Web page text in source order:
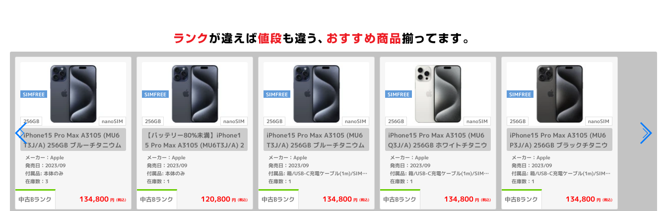
256GB nanoSIM
SIMFREE
iPhone15 Pro Max A3105 (MU6
T3J/A) 256GB ブルーチタニウム
【国内版SIMフリー】
メーカー：Apple
発売日：2023/09
付属品: 本体のみ
在庫数：3
中古Bランク 134,800 円 (税込)
256GB nanoSIM
SIMFREE
【バッテリー80%未満】iPhone1
5 Pro Max A3105 (MU6T3J/A) 2
56GB ブルーチタニウム 【国内版
SIMフリー】
メーカー：Apple
発売日：2023/09
付属品: 本体のみ
在庫数：1
中古Bランク 120,800 円 (税込)
256GB nanoSIM
SIMFREE
iPhone15 Pro Max A3105 (MU6
T3J/A) 256GB ブルーチタニウム
【国内版SIMフリー】
メーカー：Apple
発売日：2023/09
付属品: 箱/USB-C充電ケーブル(1m)/SIMカードツール/マニュアル
在庫数：1
中古Bランク 134,800 円 (税込)
256GB nanoSIM
SIMFREE
iPhone15 Pro Max A3105 (MU6
Q3J/A) 256GB ホワイトチタニウ
ム 【国内版SIMフリー】
メーカー：Apple
発売日：2023/09
付属品: 箱/USB-C充電ケーブル(1m)/SIMカードツール/マニュアル
在庫数：1
中古Bランク 134,800 円 (税込)
256GB nanoSIM
SIMFREE
iPhone15 Pro Max A3105 (MU6
P3J/A) 256GB ブラックチタニウ
ム 【国内版SIMフリー】
メーカー：Apple
発売日：2023/09
付属品: 箱/USB-C充電ケーブル(1m)/SIMカードツール/マニュアル
在庫数：1
中古Bランク 134,800 円 (税込)